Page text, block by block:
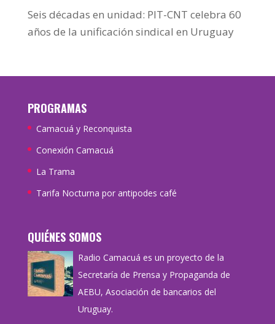
Seis décadas en unidad: PIT-CNT celebra 60
años de la unificación sindical en Uruguay
PROGRAMAS
Camacuá y Reconquista
Conexión Camacuá
La Trama
Tarifa Nocturna por antipodes café
QUIÉNES SOMOS
Radio Camacuá es un proyecto de la
Secretaría de Prensa y Propaganda de
AEBU, Asociación de bancarios del
Uruguay.